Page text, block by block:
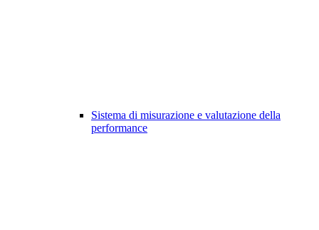
Sistema di misurazione e valutazione della
performance